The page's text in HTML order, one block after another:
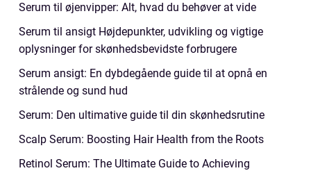
Serum til øjenvipper: Alt, hvad du behøver at vide
Serum til ansigt Højdepunkter, udvikling og vigtige
oplysninger for skønhedsbevidste forbrugere
Serum ansigt: En dybdegående guide til at opnå en
strålende og sund hud
Serum: Den ultimative guide til din skønhedsrutine
Scalp Serum: Boosting Hair Health from the Roots
Retinol Serum: The Ultimate Guide to Achieving